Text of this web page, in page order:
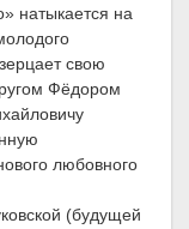
натыкается на
свою
Фёдором
любовного
(будущей